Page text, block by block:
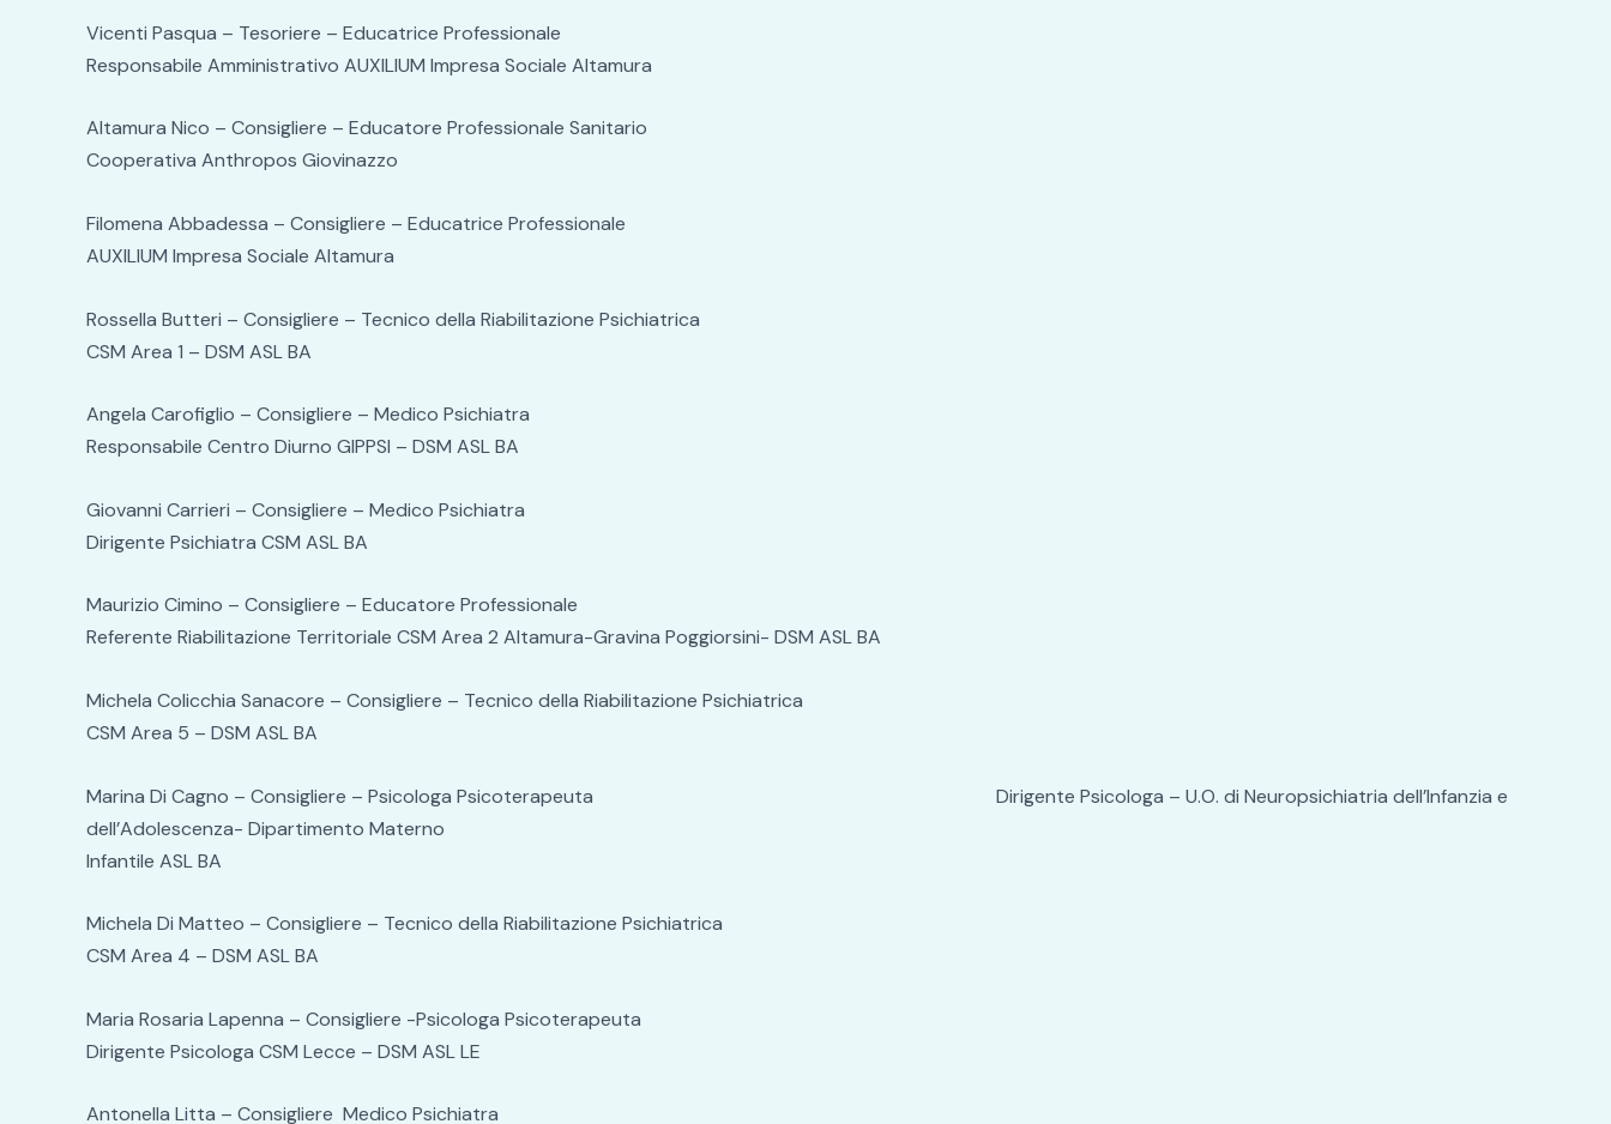
Vicenti Pasqua – Tesoriere – Educatrice Professionale
Responsabile Amministrativo AUXILIUM Impresa Sociale Altamura
Altamura Nico – Consigliere – Educatore Professionale Sanitario
Cooperativa Anthropos Giovinazzo
Filomena Abbadessa – Consigliere – Educatrice Professionale
AUXILIUM Impresa Sociale Altamura
Rossella Butteri – Consigliere – Tecnico della Riabilitazione Psichiatrica
CSM Area 1 – DSM ASL BA
Angela Carofiglio – Consigliere – Medico Psichiatra
Responsabile Centro Diurno GIPPSI – DSM ASL BA
Giovanni Carrieri – Consigliere – Medico Psichiatra
Dirigente Psichiatra CSM ASL BA
Maurizio Cimino – Consigliere – Educatore Professionale
Referente Riabilitazione Territoriale CSM Area 2 Altamura-Gravina Poggiorsini- DSM ASL BA
Michela Colicchia Sanacore – Consigliere – Tecnico della Riabilitazione Psichiatrica
CSM Area 5 – DSM ASL BA
Marina Di Cagno – Consigliere – Psicologa Psicoterapeuta Dirigente Psicologa – U.O. di Neuropsichiatria dell’Infanzia e
dell’Adolescenza- Dipartimento Materno
Infantile ASL BA
Michela Di Matteo – Consigliere – Tecnico della Riabilitazione Psichiatrica
CSM Area 4 – DSM ASL BA
Maria Rosaria Lapenna – Consigliere -Psicologa Psicoterapeuta
Dirigente Psicologa CSM Lecce – DSM ASL LE
Antonella Litta – Consigliere Medico Psichiatra